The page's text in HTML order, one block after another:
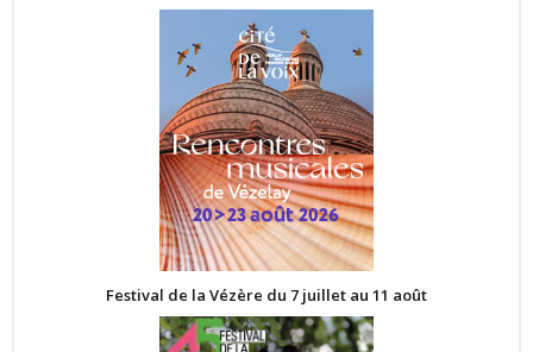
Festival de la Vézère du 7 juillet au 11 août